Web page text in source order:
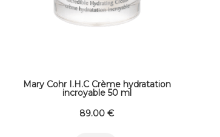
Mary Cohr I.H.C Crème hydratation
incroyable 50 ml
89.00 €